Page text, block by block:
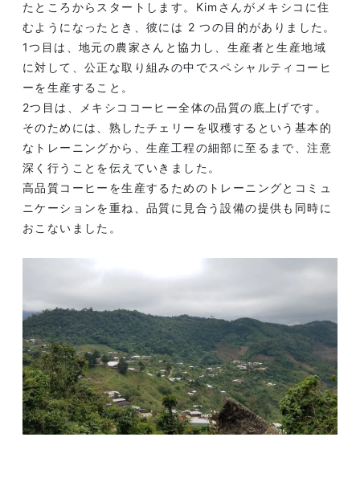
たところからスタートします。Kimさんがメキシコに住
むようになったとき、彼には 2 つの目的がありました。
1つ目は、地元の農家さんと協力し、生産者と生産地域
に対して、公正な取り組みの中でスペシャルティコーヒ
ーを生産すること。
2つ目は、メキシココーヒー全体の品質の底上げです。
そのためには、熟したチェリーを収穫するという基本的
なトレーニングから、生産工程の細部に至るまで、注意
深く行うことを伝えていきました。
高品質コーヒーを生産するためのトレーニングとコミュ
ニケーションを重ね、品質に見合う設備の提供も同時に
おこないました。